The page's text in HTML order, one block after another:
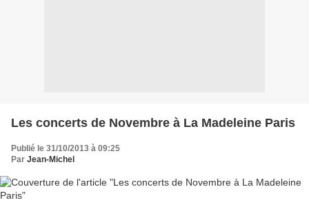
Les concerts de Novembre à La Madeleine Paris
Publié le 31/10/2013 à 09:25
Par Jean-Michel